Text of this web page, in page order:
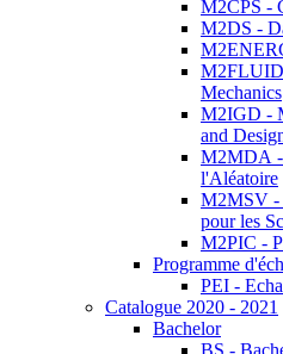
M2CPS -
M2DS -
Mechanics
M2IGD -
and
M2MDA -
l'Aléatoire
M2MSV -
pour les
M2PIC -
Programme
PEI -
Catalogue 2020 - 2021
Bachelor
BS -